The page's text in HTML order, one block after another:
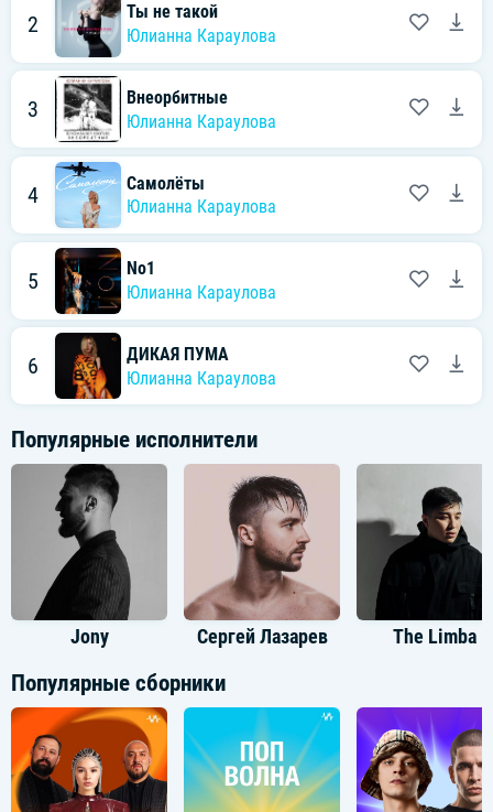
2
Ты не такой
Юлианна Караулова
3
Внеорбитные
Юлианна Караулова
4
Самолёты
Юлианна Караулова
5
No1
Юлианна Караулова
6
ДИКАЯ ПУМА
Юлианна Караулова
Популярные исполнители
Jony Сергей Лазарев The Limba
Популярные сборники